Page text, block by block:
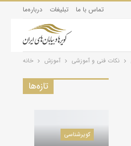
درباره‌ما تبلیغات تماس با ما
خانه آموزش نکات فنی و آموزشی
تازه‌ها
کویرشناسی